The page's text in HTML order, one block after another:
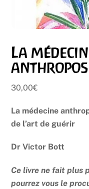
La
30,00€
La médecine
de l’art de guérir
Dr Victor Bott
Ce livre ne fait plus
pourrez vous le